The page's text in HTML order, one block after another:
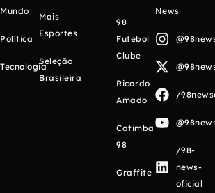
Mundo
Política
Tecnologia
Mais
Esportes
Seleção
Brasileira
98
Futebol
Clube
Ricardo
Amado
Catimba
98
Graffite
News
/
/98-
news-
oficial